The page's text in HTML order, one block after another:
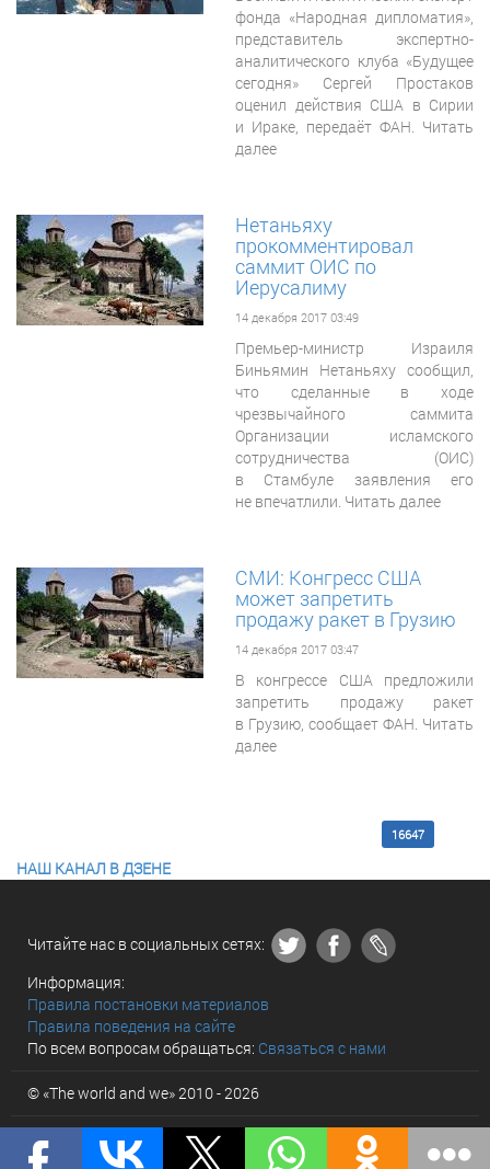
фонда «Народная дипломатия»,
представитель экспертно-
аналитического клуба «Будущее
сегодня» Сергей Простаков
оценил действия США в Сирии
и Ираке, передаёт ФАН. Читать
далее
Нетаньяху
прокомментировал
саммит ОИС по
Иерусалиму
14 декабря 2017 03:49
Премьер-министр Израиля
Биньямин Нетаньяху сообщил,
что сделанные в ходе
чрезвычайного саммита
Организации исламского
сотрудничества (ОИС)
в Стамбуле заявления его
не впечатлили. Читать далее
СМИ: Конгресс США
может запретить
продажу ракет в Грузию
14 декабря 2017 03:47
В конгрессе США предложили
запретить продажу ракет
в Грузию, сообщает ФАН. Читать
далее
16647
НАШ КАНАЛ В ДЗЕНЕ
Читайте нас в социальных сетях:
Информация:
Правила постановки материалов
Правила поведения на сайте
По всем вопросам обращаться: Связаться с нами
© «The world and we» 2010 - 2026